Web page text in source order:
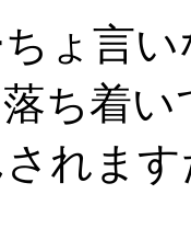
ょ言
ち着
れます